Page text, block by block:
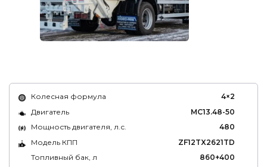
Колесная формула
4×2
Двигатель
MC13.48-50
Мощность двигателя, л.с.
480
Модель КПП
ZF12TX2621TD
Топливный бак, л
860+400